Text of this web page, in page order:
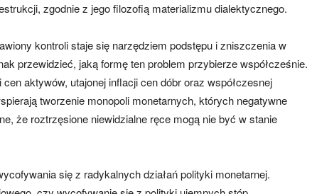
zgodnie z jego filozofią materializmu dialektycznego.
kontroli staje się narzędziem podstępu i zniszczenia w
przewidzieć, jaką formę ten problem przybierze współcześnie.
aktywów, utajonej inflacji cen dóbr oraz współczesnej
tworzenie monopoli monetarnych, których negatywne
że roztrzęsione niewidzialne ręce mogą nie być w stanie
się z radykalnych działań polityki monetarnej.